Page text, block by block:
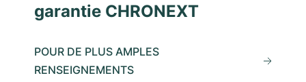
garantie CHRONEXT
POUR DE PLUS AMPLES
RENSEIGNEMENTS